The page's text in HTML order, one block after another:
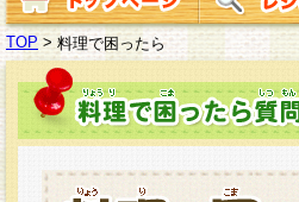
TOP >料理で困ったら